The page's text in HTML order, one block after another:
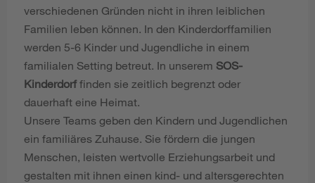
verschiedenen Gründen nicht in ihren leiblichen
Familien leben können. In den Kinderdorffamilien
werden 5-6 Kinder und Jugendliche in einem
familialen Setting betreut. In unserem SOS-
Kinderdorffinden sie zeitlich begrenzt oder
dauerhaft eine Heimat.
Unsere Teams geben den Kindern und Jugendlichen
ein familiäres Zuhause. Sie fördern die jungen
Menschen, leisten wertvolle Erziehungsarbeit und
gestalten mit ihnen einen kind- und altersgerechten